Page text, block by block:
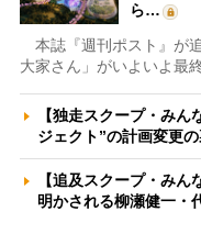
ら…
本誌『週刊ポスト』が
大家さん」がいよいよ最
【独走スクープ・み
ジェクト”の計画変更
【追及スクープ・み
明かされる柳瀬健一・